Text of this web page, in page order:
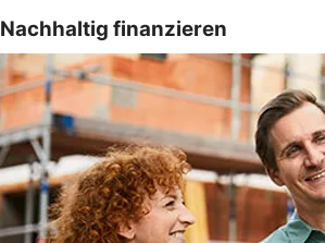
Nachhaltig finanzieren